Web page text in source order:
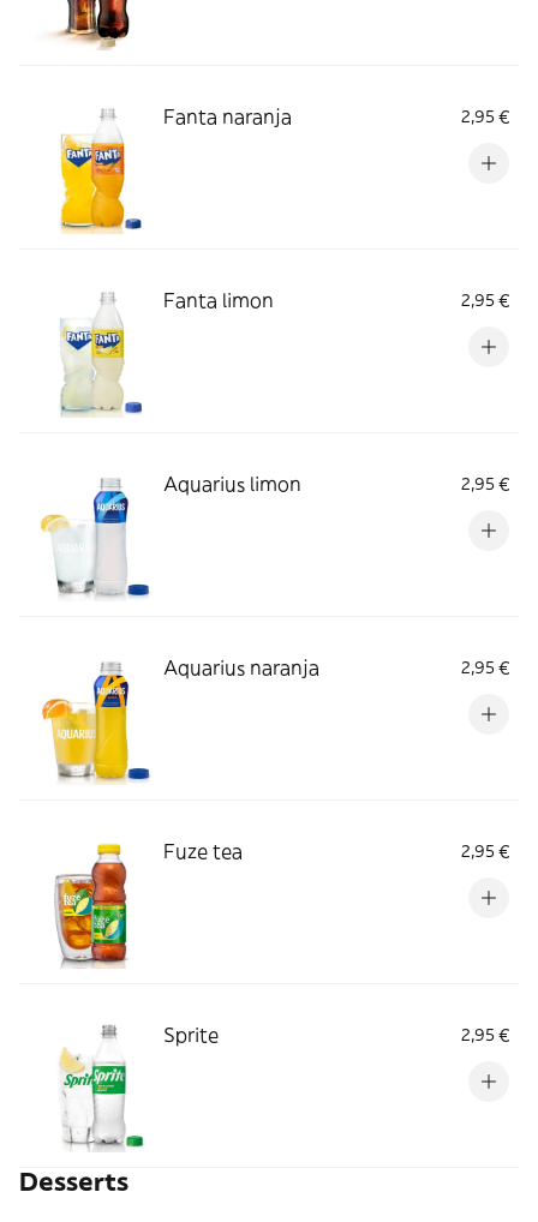
Fanta naranja 2,95 €
Fanta limon 2,95 €
Aquarius limon 2,95 €
Aquarius naranja 2,95 €
Fuze tea 2,95 €
Sprite 2,95 €
Desserts